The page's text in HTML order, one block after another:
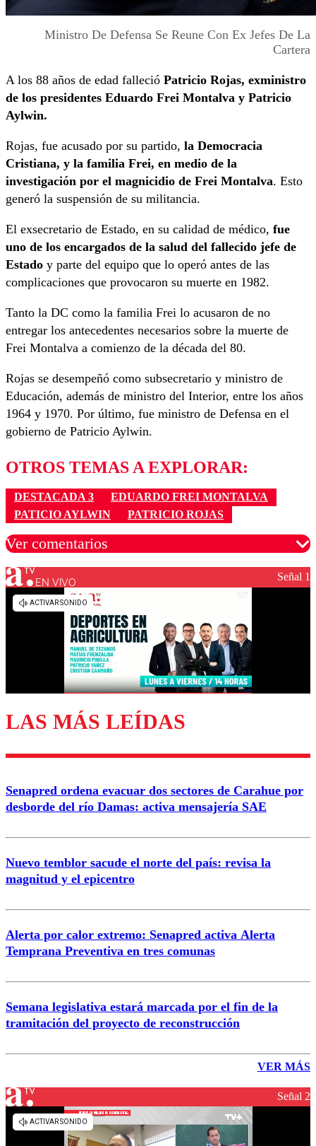
Ministro De Defensa Se Reune Con Ex Jefes De La
Cartera
A los 88 años de edad falleció Patricio Rojas, exministro
de los presidentes Eduardo Frei Montalva y Patricio
Aylwin.
Rojas, fue acusado por su partido, la Democracia
Cristiana, y la familia Frei, en medio de la
investigación por el magnicidio de Frei Montalva. Esto
generó la suspensión de su militancia.
El exsecretario de Estado, en su calidad de médico, fue
uno de los encargados de la salud del fallecido jefe de
Estado y parte del equipo que lo operó antes de las
complicaciones que provocaron su muerte en 1982.
Tanto la DC como la familia Frei lo acusaron de no
entregar los antecedentes necesarios sobre la muerte de
Frei Montalva a comienzo de la década del 80.
Rojas se desempeñó como subsecretario y ministro de
Educación, además de ministro del Interior, entre los años
1964 y 1970. Por último, fue ministro de Defensa en el
gobierno de Patricio Aylwin.
OTROS TEMAS A EXPLORAR:
DESTACADA 3
EDUARDO FREI MONTALVA
PATICIO AYLWIN
PATRICIO ROJAS
Ver comentarios
Los comentarios son moderados para garantizar un
Enviar comentario
EN VIVO Señal 1
LAS MÁS LEÍDAS
Senapred ordena evacuar dos sectores de Carahue por
desborde del río Damas: activa mensajería SAE
Nuevo temblor sacude el norte del país: revisa la
magnitud y el epicentro
Alerta por calor extremo: Senapred activa Alerta
Temprana Preventiva en tres comunas
Semana legislativa estará marcada por el fin de la
tramitación del proyecto de reconstrucción
VER MÁS
Señal 2